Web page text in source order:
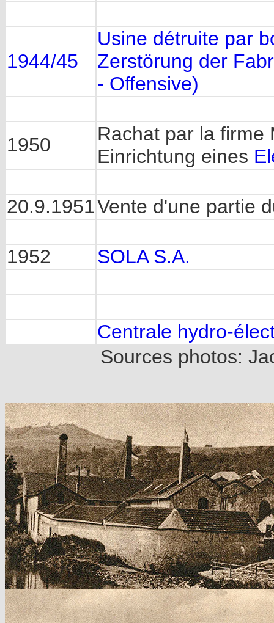
1944/45
Usine détruite par
Zerstörung der
- Offensive)
1950
Rachat par la firme
Einrichtung eines
20.9.1951Vente d'une partie
1952 SOLA S.A.
Centrale hydro-
Sources photos: